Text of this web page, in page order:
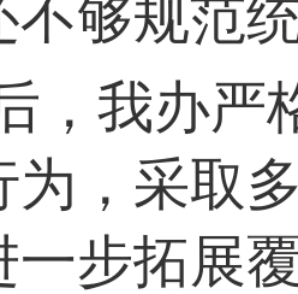
不够规范
，我办严
为，采取
一步拓展